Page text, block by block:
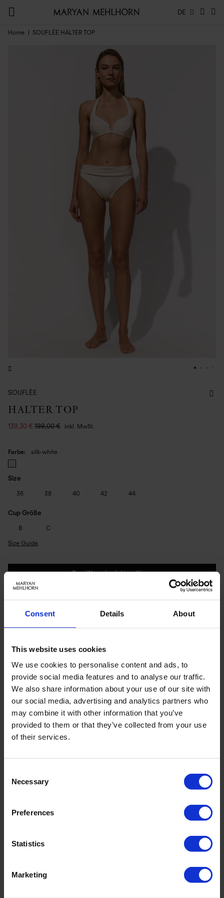
Consent Details About
This website uses cookies
We use cookies to personalise content and ads, to
provide social media features and to analyse our traffic.
We also share information about your use of our site with
our social media, advertising and analytics partners who
may combine it with other information that you’ve
provided to them or that they’ve collected from your use
of their services.
Selection
Necessary
Preferences
Statistics
Marketing
DE
Home SOUFLÈE HALTER TOP
SOUFLÈE
HALTER TOP
139,30 € 199,00 € inkl. MwSt.
Farbe silk-white
Size
36
38 40 42 44
Cup Größe
B
C
Size Guide
Zum Warenkorb hinzufügen
PRODUKTDETAILS
Beschreibung:
Souflée ist eine Hommage an Leichtigkeit – an Berührung, Ton und
Technik. Das federleichte, seidenweiche italienische Gewebe liegt kühl
auf der Haut und trägt einen dezenten Glanz.
Silk White – ein warmes, natürliches Weiß mit dezenter Luminosität,
Material: